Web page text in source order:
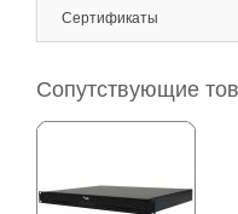
Сертификаты
Сопутствующие